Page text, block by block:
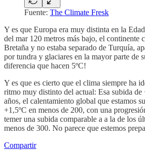
Fuente: The Climate Fresk
Y es que Europa era muy distinta en la
del mar 120 metros más bajo, el continente
Bretaña y no estaba separado de Turquía,
por tundra y glaciares en la mayor parte de
diferencia que hacen 5ºC!
Y es que es cierto que el clima siempre ha
ritmo muy distinto del actual: Esa subida
años, el calentamiento global que estamos
+1,5ºC en menos de 200, con una
temer una subida comparable a a la de los
menos de 300. No parece que estemos
Compartir